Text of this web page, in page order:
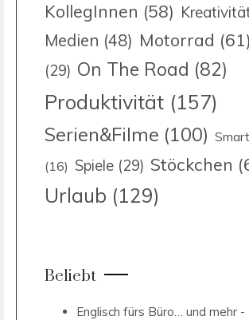
KollegInnen (58)
Medien (48) Motorrad (61)
(29) On The Road (82)
Produktivität (157)
Serien&Filme (100)
(16) Spiele (29) Stöckchen
Urlaub (129)
Beliebt
Englisch fürs Büro… und mehr -